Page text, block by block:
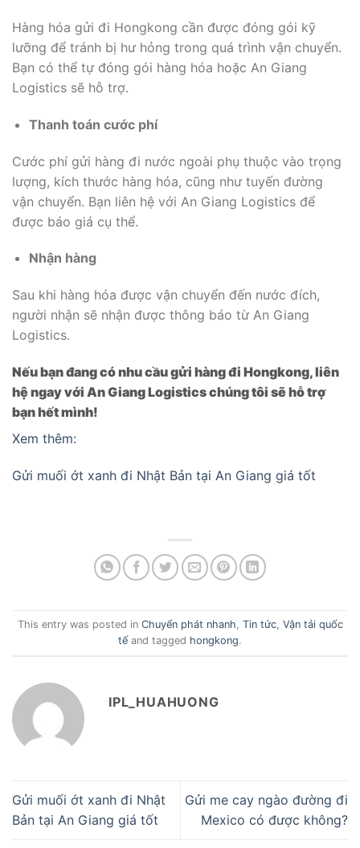
Hàng hóa gửi đi Hongkong cần được đóng gói kỹ
lưỡng để tránh bị hư hỏng trong quá trình vận chuyển.
Bạn có thể tự đóng gói hàng hóa hoặc An Giang
Logistics sẽ hỗ trợ.
Thanh toán cước phí
Cước phí gửi hàng đi nước ngoài phụ thuộc vào trọng
lượng, kích thước hàng hóa, cũng như tuyến đường
vận chuyển. Bạn liên hệ với An Giang Logistics để
được báo giá cụ thể.
Nhận hàng
Sau khi hàng hóa được vận chuyển đến nước đích,
người nhận sẽ nhận được thông báo từ An Giang
Logistics.
Nếu bạn đang có nhu cầu gửi hàng đi Hongkong, liên
hệ ngay với An Giang Logistics chúng tôi sẽ hỗ trợ
bạn hết mình!
Xem thêm:
Gửi muối ớt xanh đi Nhật Bản tại An Giang giá tốt
This entry was posted in Chuyển phát nhanh Tin tức, Vận tải quốc
tế and tagged hongkong.
IPL_HUAHUONG
Gửi muối ớt xanh đi Nhật
Bản tại An Giang giá tốt
Gửi me cay ngào đường đi
Mexico có được không?